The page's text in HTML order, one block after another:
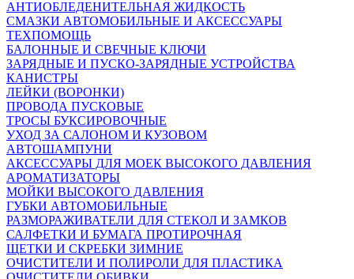
АНТИОБЛЕДЕНИТЕЛЬНАЯ ЖИДКОСТЬ
СМАЗКИ АВТОМОБИЛЬНЫЕ И АКСЕССУАРЫ
ТЕХПОМОЩЬ
БАЛОННЫЕ И СВЕЧНЫЕ КЛЮЧИ
ЗАРЯДНЫЕ И ПУСКО-ЗАРЯДНЫЕ УСТРОЙСТВА
КАНИСТРЫ
ЛЕЙКИ (ВОРОНКИ)
ПРОВОДА ПУСКОВЫЕ
ТРОСЫ БУКСИРОВОЧНЫЕ
УХОД ЗА САЛОНОМ И КУЗОВОМ
АВТОШАМПУНИ
АКСЕССУАРЫ ДЛЯ МОЕК ВЫСОКОГО ДАВЛЕНИЯ
АРОМАТИЗАТОРЫ
МОЙКИ ВЫСОКОГО ДАВЛЕНИЯ
ГУБКИ АВТОМОБИЛЬНЫЕ
РАЗМОРАЖИВАТЕЛИ ДЛЯ СТЕКОЛ И ЗАМКОВ
САЛФЕТКИ И БУМАГА ПРОТИРОЧНАЯ
ЩЕТКИ И СКРЕБКИ ЗИМНИЕ
ОЧИСТИТЕЛИ И ПОЛИРОЛИ ДЛЯ ПЛАСТИКА